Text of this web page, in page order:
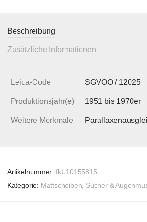
Beschreibung
Zusätzliche Informationen
Leica-Code SGVOO / 12025
Produktionsjahr(e) 1951 bis 1970er
Weitere Merkmale
Artikelnummer: fkU10155815
Kategorie: Mattscheiben, Sucher &